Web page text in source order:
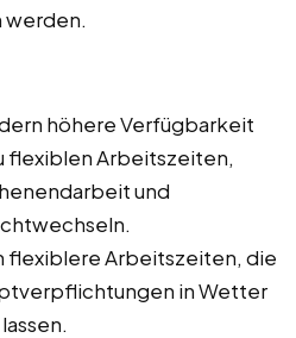
werden.
höhere Verfügbarkeit
flexiblen Arbeitszeiten,
und
flexiblere Arbeitszeiten, die
in Wetter